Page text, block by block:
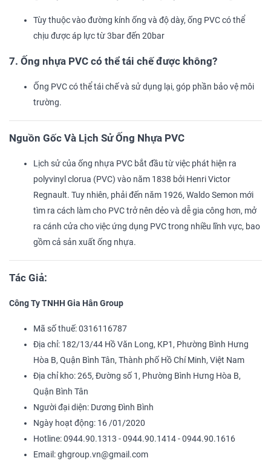
Tùy thuộc vào đường kính ống và độ dày, ống PVC có thể
chịu được áp lực từ 3bar đến 20bar
7. Ống nhựa PVC có thể tái chế được không?
Ống PVC có thể tái chế và sử dụng lại, góp phần bảo vệ môi
trường.
Nguồn Gốc Và Lịch Sử Ống Nhựa PVC
Lịch sử của ống nhựa PVC bắt đầu từ việc phát hiện ra
polyvinyl clorua (PVC) vào năm 1838 bởi Henri Victor
Regnault. Tuy nhiên, phải đến năm 1926, Waldo Semon mới
tìm ra cách làm cho PVC trở nên dẻo và dễ gia công hơn, mở
ra cánh cửa cho việc ứng dụng PVC trong nhiều lĩnh vực, bao
gồm cả sản xuất ống nhựa.
Tác Giả:
Công Ty TNHH Gia Hân Group
Mã số thuế: 0316116787
Địa chỉ: 182/13/44 Hồ Văn Long, KP1, Phường Bình Hưng
Hòa B, Quận Bình Tân, Thành phố Hồ Chí Minh, Việt Nam
Địa chỉ kho: 265, Đường số 1, Phường Bình Hưng Hòa B,
Quận Bình Tân
Người đại diện: Dương Đình Bình
Ngày hoạt động: 16 /01/2020
Hotline: 0944.90.1313 - 0944.90.1414 - 0944.90.1616
Email: ghgroup.vn@gmail.com